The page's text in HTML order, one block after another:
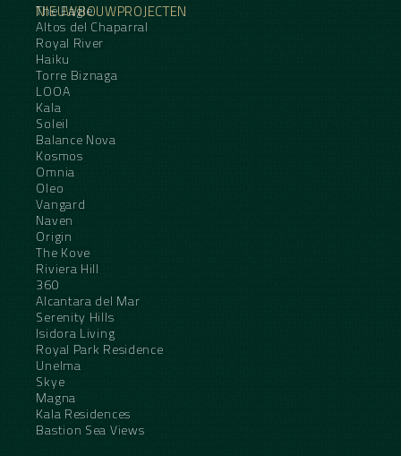
NIEUWBOUWPROJECTEN
The Eagle
Altos del Chaparral
Royal River
Haiku
Torre Biznaga
LOOA
Kala
Soleil
Balance Nova
Kosmos
Omnia
Oleo
Vangard
Naven
Origin
The Kove
Riviera Hill
360
Alcantara del Mar
Serenity Hills
Isidora Living
Royal Park Residence
Unelma
Skye
Magna
Kala Residences
Bastion Sea Views